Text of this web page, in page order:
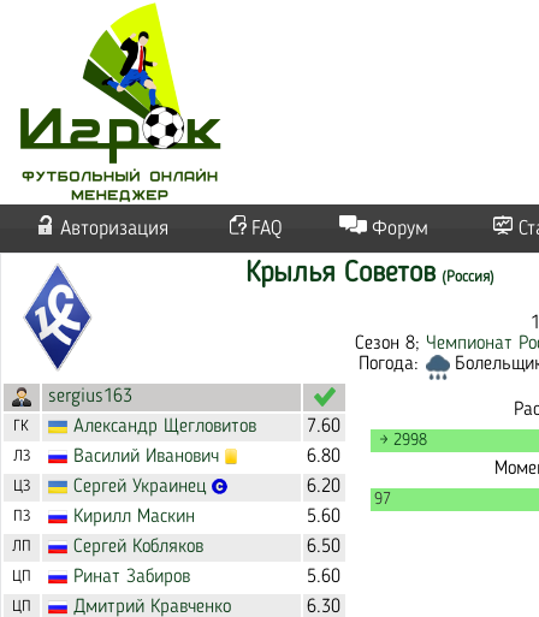
Авторизация FAQ Форум
Крылья Советов (Россия)
Сезон 8; Чемпионат
Погода:
sergius163
ГК Александр Щегловитов 7.60
ЛЗ Василий Иванович 6.80
ЦЗ Сергей Украинец 6.20
ПЗ Кирилл Маскин 5.60
ЛП Сергей Кобляков 6.50
ЦП Ринат Забиров 5.60
ЦП Дмитрий Кравченко 6.30
→ 2998
97